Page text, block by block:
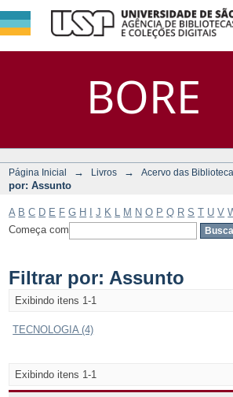
BORE
Filtrar
Assunto
DSpace/Manakin +
Página Inicial → Livros → Acervo das
por: Assunto
A B C D E F G H J K M N O P Q R S T U V
Começa com
Filtrar por: Assunto
Exibindo itens 1-1
TECNOLOGIA (4)
Exibindo itens 1-1